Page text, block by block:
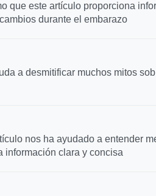
que este artículo proporciona
durante el embarazo
a desmitificar muchos mitos
nos ha ayudado a entender
información clara y concisa